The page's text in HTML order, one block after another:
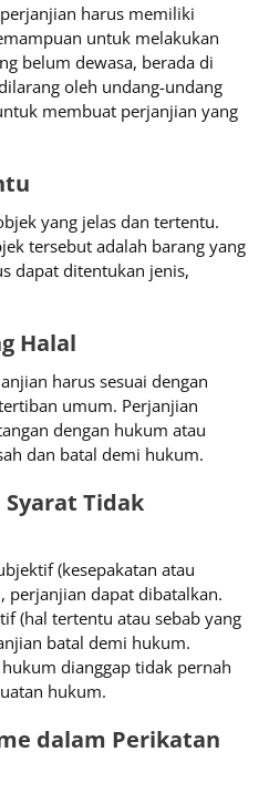
harus memiliki
untuk melakukan
belum dewasa, berada di
oleh undang-undang
membuat perjanjian yang
yang jelas dan tertentu.
tersebut adalah barang yang
dapat ditentukan jenis,
Halal
harus sesuai dengan
umum. Perjanjian
dengan hukum atau
dan batal demi hukum.​
Tidak
(kesepakatan atau
perjanjian dapat dibatalkan.
(hal tertentu atau sebab yang
batal demi hukum.
dianggap tidak pernah
hukum.​
dalam Perikatan